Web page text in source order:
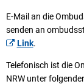
E-Mail an die
senden an
Link.
Telefonisch ist die
NRW unter